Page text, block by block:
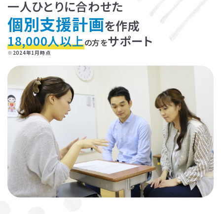
一人ひとりに合わせた
個別支援計画を作成
18,000人以上の方をサポート
※2024年1月時点
お子さまのやる気を引き出し、
保護者さまのストレス軽減に役立つ